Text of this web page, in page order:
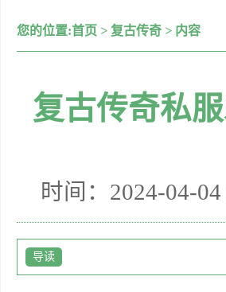
您的位置:首页 > 复古传奇 > 内容
复古传奇私
时间：2024-04-
导读